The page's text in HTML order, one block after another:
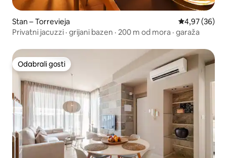
Stan – Torrevieja Prosječna
4,97 (36)
Privatni jacuzzi · grijani bazen · 200 m od mora · garaža
Odabrali gosti
Odabrali gosti